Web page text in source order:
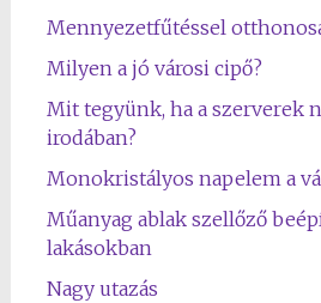
Mennyezetfűtéssel
Milyen a jó városi cipő?
Mit tegyünk, ha a szerverek
irodában?
Monokristályos napelem a
Műanyag ablak szellőző
lakásokban
Nagy utazás